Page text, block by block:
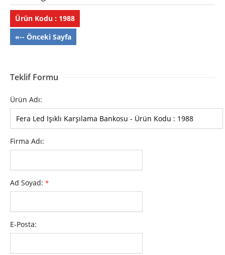
Ürün Kodu : 1988
«-- Önceki Sayfa
Teklif Formu
Ürün Adı:
Firma Adı:
Ad Soyad: *
E-Posta: